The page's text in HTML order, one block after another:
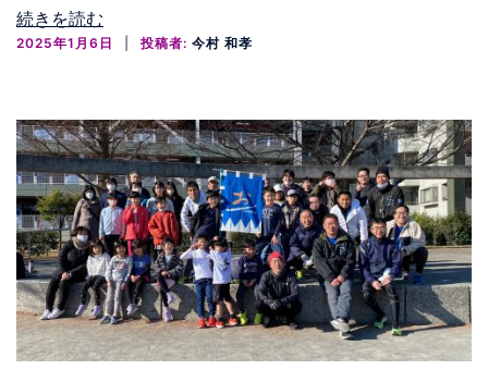
続きを読む
2025年1月6日 投稿者: 今村 和孝